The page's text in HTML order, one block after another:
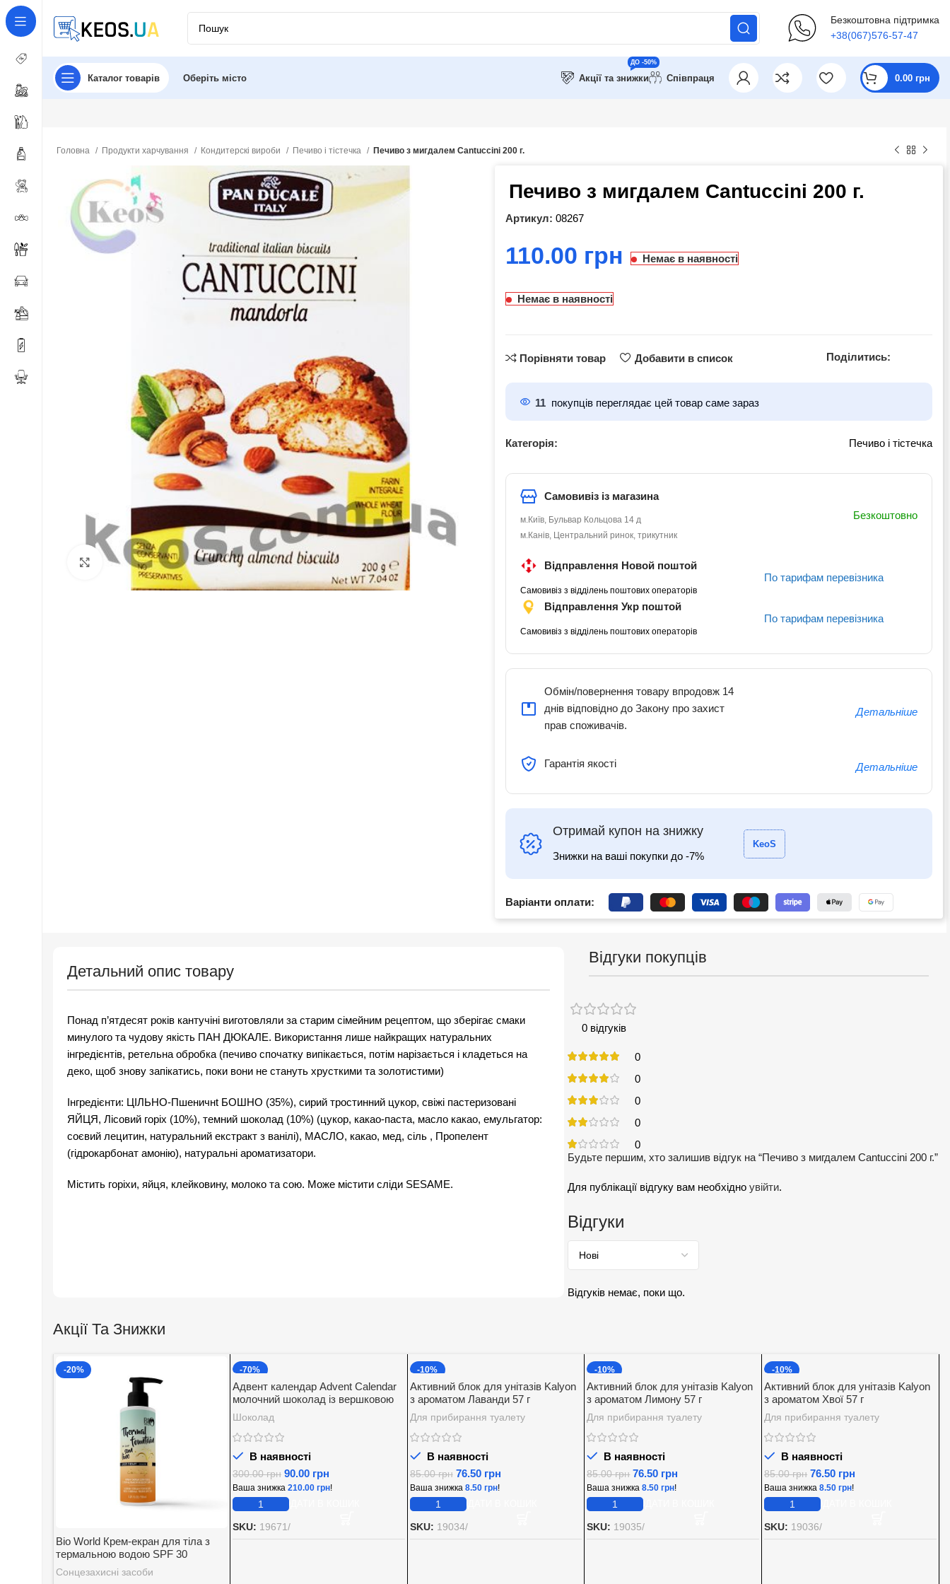
Безкоштовна підтримка
+38(067)576-57-47
Каталог товарів Оберіть місто Акції та знижки
ДО -50%
Співпраця 0.00 грн
Головна Продукти харчування Кондитерскі вироби Печиво і тістечка Печиво з мигдалем Cantuccini 200 г.
Click to enlarge
Печиво з мигдалем Cantuccini 200 г.
Артикул: 08267
грн Немає в наявності
Немає в наявності
Порівняти товар Добавити в список Поділитись:
11 покупців переглядає цей товар саме зараз
Категорія: Печиво і тістечка
Самовивіз із магазина
м.Київ, Бульвар Кольцова 14 д
м.Канів, Центральний ринок, трикутник
Безкоштовно
Відправлення Новой поштой
Самовивіз з відділень поштових операторів
По тарифам перевізника
Відправлення Укр поштой
Самовивіз з відділень поштових операторів
По тарифам перевізника
Обмін/повернення товару впродовж 14
днів відповідно до Закону про захист
прав споживачів.
Детальніше
Гарантія якості Детальніше
Отримай купон на знижку
Знижки на ваші покупки до -7%
KeoS
Варіанти оплати:
Детальний опис товару
Понад п’ятдесят років кантучіні виготовляли за старим сімейним рецептом, що зберігає смаки
минулого та чудову якість ПАН ДЮКАЛЕ. Використання лише найкращих натуральних
інгредієнтів, ретельна обробка (печиво спочатку випікається, потім нарізається і кладеться на
деко, щоб знову запікатись, поки вони не стануть хрусткими та золотистими)
Інгредієнти: ЦІЛЬНО-Пшеничнt БОШНО (35%), сирий тростинний цукор, свіжі пастеризовані
ЯЙЦЯ, Лісовий горіх (10%), темний шоколад (10%) (цукор, какао-паста, масло какао, емульгатор:
соєвий лецитин, натуральний екстракт з ванілі), МАСЛО, какао, мед, сіль , Пропелент
(гідрокарбонат амонію), натуральні ароматизатори.
Містить горіхи, яйця, клейковину, молоко та сою. Може містити сліди SESAME.
Відгуки покупців
0 відгуків
0
0
0
0
0
Відгуки
Відгуків немає, поки що.
Будьте першим, хто залишив відгук на “Печиво з мигдалем Cantuccini 200 г.”
Для публікації відгуку вам необхідноувійти.
Акції Та Знижки
-20%
Bio World Крем-екран для тіла з
термальною водою SPF 30
Сонцезахисні засоби
-70%
Адвент календар Advent Calendar
молочний шоколад із вершковою
начинкою Baron 200 г.
Шоколад
В наявності
300.00грн 90.00 грн
Ваша знижка 210.00 грн!
SKU: 19671/
-10%
Активний блок для унітазів Kalyon
з ароматом Лаванди 57 г
Для прибирання туалету
В наявності
85.00грн 76.50 грн
Ваша знижка 8.50 грн!
SKU: 19034/
-10%
Активний блок для унітазів Kalyon
з ароматом Лимону 57 г
Для прибирання туалету
В наявності
85.00грн 76.50 грн
Ваша знижка8.50грн!
SKU: 19035/
-10%
Активний блок для унітазів Kalyon
з ароматом Хвої 57 г
Для прибирання туалету
В наявності
85.00грн 76.50 грн
Ваша знижка8.50грн!
SKU: 19036/